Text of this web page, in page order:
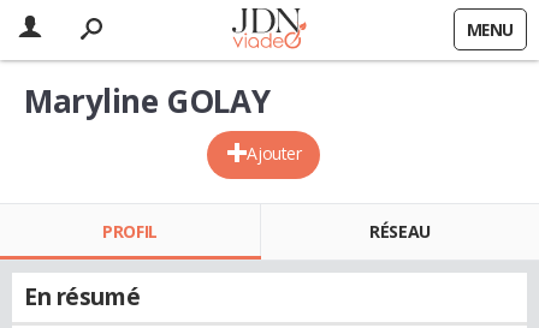
MENU
Ajouter
Maryline GOLAY
PROFIL RÉSEAU
En résumé